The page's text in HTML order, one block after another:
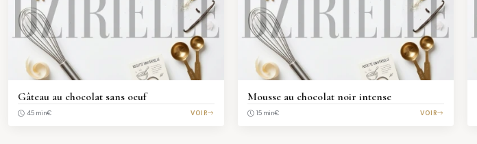
Gâteau au chocolat sans oeuf
45 min€ VOIR
Mousse au chocolat noir intense
15 min€ VOIR